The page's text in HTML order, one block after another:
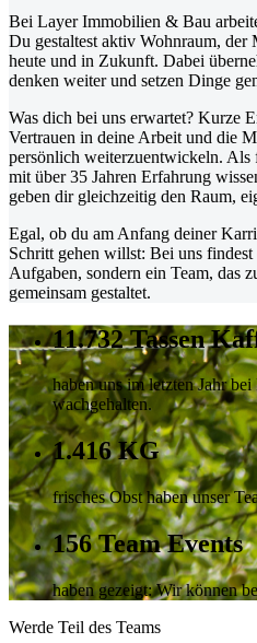
Bei Layer Immobilien & Bau
Du gestaltest aktiv Wohnraum, der
heute und in Zukunft. Dabei
denken weiter und setzen Dinge
Was dich bei uns erwartet? Kurze
Vertrauen in deine Arbeit und die
persönlich weiterzuentwickeln. Als
mit über 35 Jahren Erfahrung
geben dir gleichzeitig den Raum,
Egal, ob du am Anfang deiner
Schritt gehen willst: Bei uns
Aufgaben, sondern ein Team, das
gemeinsam gestaltet.
11.732Tassen
haben uns im letzten Jahr
wachgehalten.
1.416KG
frisches Obst haben unser
156Team Events
haben gezeigt: Wir können
Werde Teil des Teams